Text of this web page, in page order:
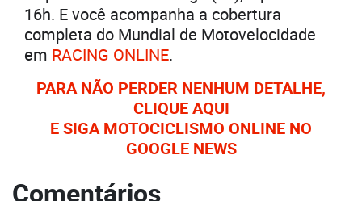
16h. E você acompanha a cobertura
completa do Mundial de Motovelocidade
em RACING ONLINE.
PARA NÃO PERDER NENHUM DETALHE,
CLIQUE AQUI
E SIGA MOTOCICLISMO ONLINE NO
GOOGLE NEWS
Comentários